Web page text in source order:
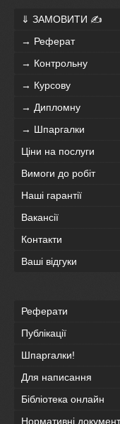
⇓ ЗАМОВИТИ ✍
→ Реферат
→ Контрольну
→ Курсову
→ Дипломну
→ Шпаргалки
Ціни на послуги
Вимоги до робіт
Наші гарантії
Вакансії
Контакти
Ваші відгуки
Реферати
Публікації
Шпаргалки!
Для написання
Бібліотека онлайн
Нормативні